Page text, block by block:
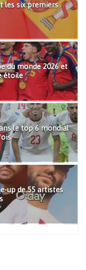
les six premiers
du monde 2026 et
étoile
le top 6 mondial
up de 55 artistes